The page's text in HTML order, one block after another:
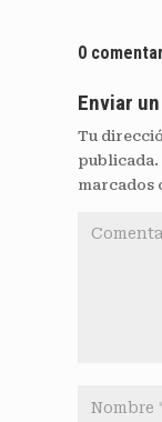
0
Enviar
Tu
publicada.
marcados